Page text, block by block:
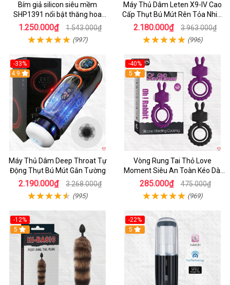
Bím giả silicon siêu mềm
SHP1391 nổi bật thăng hoa
hoàn hảo
1.250.000₫ 1.543.000₫
(997)
Máy Thủ Dâm Leten X9-IV Cao
Cấp Thụt Bú Mút Rên Tỏa Nhiệt
Sạc Pin
2.180.000₫ 3.963.000₫
(996)
-33%
Hot
4.9
Máy Thủ Dâm Deep Throat Tự
Động Thụt Bú Mút Gắn Tường
2.190.000₫ 3.268.000₫
(995)
-40%
5
Vòng Rung Tai Thỏ Love
Moment Siêu An Toàn Kéo Dài
Thời Gian
285.000₫ 475.000₫
(969)
-12%
Hot
5
-22%
5